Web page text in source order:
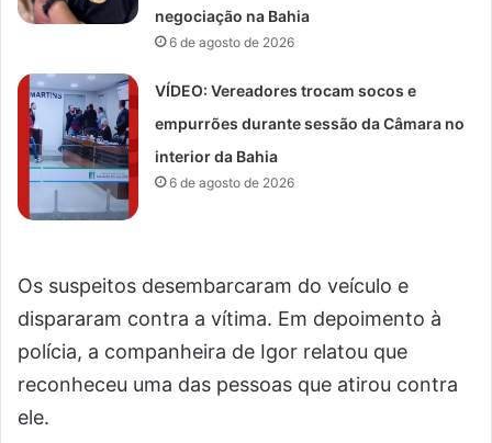
negociação na Bahia
6 de agosto de 2026
VÍDEO: Vereadores trocam socos e
empurrões durante sessão da Câmara no
interior da Bahia
6 de agosto de 2026
Os suspeitos desembarcaram do veículo e
dispararam contra a vítima. Em depoimento à
polícia, a companheira de Igor relatou que
reconheceu uma das pessoas que atirou contra
ele.